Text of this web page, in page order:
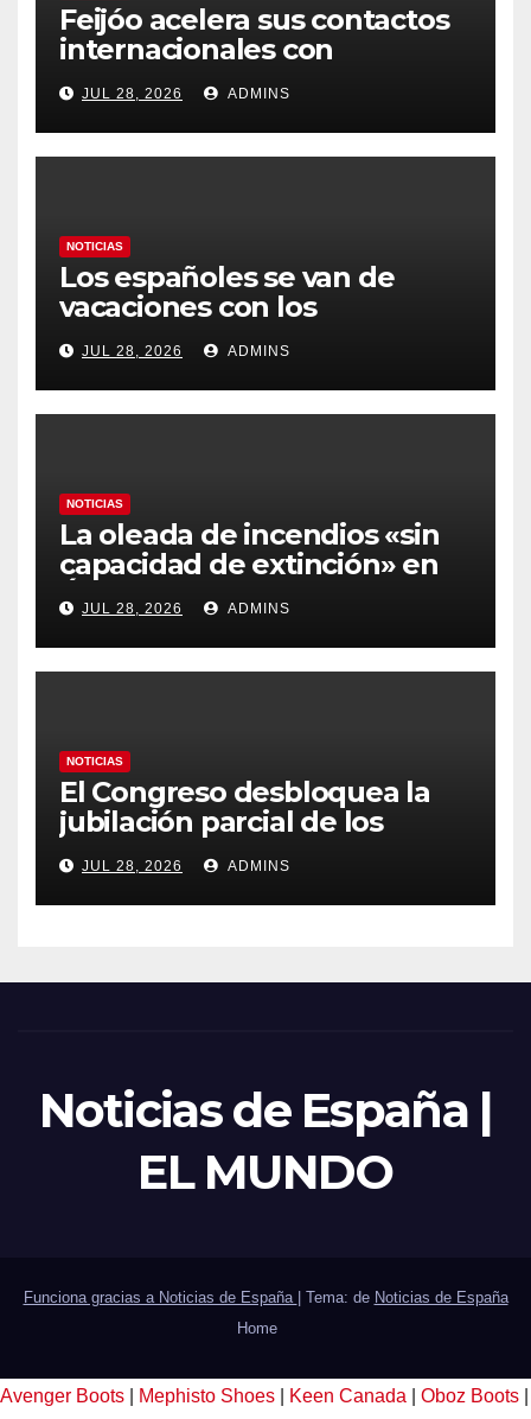
Feijóo acelera sus contactos
internacionales con
Latinoamérica como socio
prioritario en su agenda de
gobierno
JUL 28, 2026 ADMINS
NOTICIAS
Los españoles se van de
vacaciones con los
carburantes hasta un 21%
más caros que el año pasado
y los hoteles disparados
JUL 28, 2026 ADMINS
NOTICIAS
La oleada de incendios «sin
capacidad de extinción» en
Ávila y al oeste de Madrid
obliga a declarar la
emergencia nacional
JUL 28, 2026 ADMINS
NOTICIAS
El Congreso desbloquea la
jubilación parcial de los
trabajadores laborales del
sector público
JUL 28, 2026 ADMINS
Noticias de España |
EL MUNDO
Funciona gracias a Noticias de España | Tema: de Noticias de España
Home
Avenger Boots Mephisto Shoes Keen Canada Oboz Boots